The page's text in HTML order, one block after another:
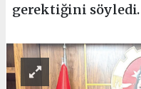
gerektiğini söyledi.